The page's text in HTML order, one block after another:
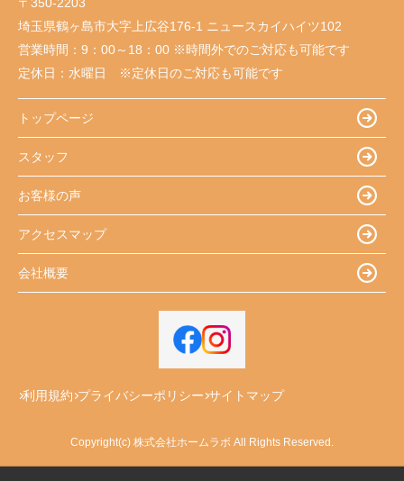
〒350-2203
埼玉県鶴ヶ島市大字上広谷176-1 ニュースカイハイツ102
営業時間： 9：00～18：00 ※時間外でのご対応も可能です
定休日： 水曜日 ※定休日のご対応も可能です
トップページ
スタッフ
お客様の声
アクセスマップ
会社概要
利用規約 プライバシーポリシー サイトマップ
Copyright(c) 株式会社ホームラボ All Rights Reserved.